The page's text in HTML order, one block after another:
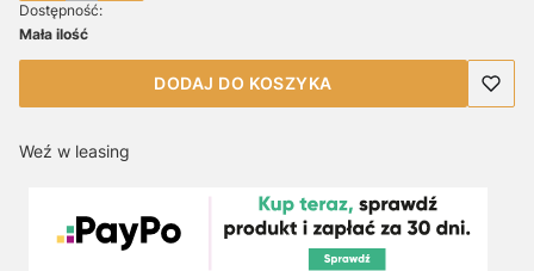
Dostępność:
Mała ilość
DODAJ DO KOSZYKA
Weź w leasing